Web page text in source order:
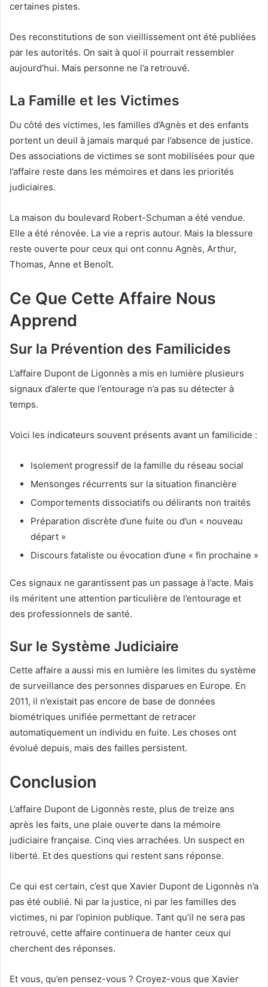
certaines pistes.
Des reconstitutions de son vieillissement ont été publiées
par les autorités. On sait à quoi il pourrait ressembler
aujourd’hui. Mais personne ne l’a retrouvé.
La Famille et les Victimes
Du côté des victimes, les familles d’Agnès et des enfants
portent un deuil à jamais marqué par l’absence de justice.
Des associations de victimes se sont mobilisées pour que
l’affaire reste dans les mémoires et dans les priorités
judiciaires.
La maison du boulevard Robert-Schuman a été vendue.
Elle a été rénovée. La vie a repris autour. Mais la blessure
reste ouverte pour ceux qui ont connu Agnès, Arthur,
Thomas, Anne et Benoît.
Ce Que Cette Affaire Nous
Apprend
Sur la Prévention des Familicides
L’affaire Dupont de Ligonnès a mis en lumière plusieurs
signaux d’alerte que l’entourage n’a pas su détecter à
temps.
Voici les indicateurs souvent présents avant un familicide :
Isolement progressif de la famille du réseau social
Mensonges récurrents sur la situation financière
Comportements dissociatifs ou délirants non traités
Préparation discrète d’une fuite ou d’un « nouveau
départ »
Discours fataliste ou évocation d’une « fin prochaine »
Ces signaux ne garantissent pas un passage à l’acte. Mais
ils méritent une attention particulière de l’entourage et
des professionnels de santé.
Sur le Système Judiciaire
Cette affaire a aussi mis en lumière les limites du système
de surveillance des personnes disparues en Europe. En
2011, il n’existait pas encore de base de données
biométriques unifiée permettant de retracer
automatiquement un individu en fuite. Les choses ont
évolué depuis, mais des failles persistent.
Conclusion
L’affaire Dupont de Ligonnès reste, plus de treize ans
après les faits, une plaie ouverte dans la mémoire
judiciaire française. Cinq vies arrachées. Un suspect en
liberté. Et des questions qui restent sans réponse.
Ce qui est certain, c’est que Xavier Dupont de Ligonnès n’a
pas été oublié. Ni par la justice, ni par les familles des
victimes, ni par l’opinion publique. Tant qu’il ne sera pas
retrouvé, cette affaire continuera de hanter ceux qui
cherchent des réponses.
Et vous, qu’en pensez-vous ? Croyez-vous que Xavier